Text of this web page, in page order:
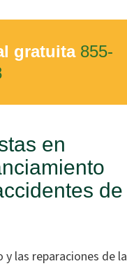
gratuita 855-
en
de
las reparaciones de la